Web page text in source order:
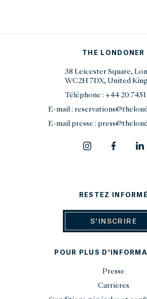
THE LONDONER
38 Leicester Square,
WC2H 7DX, United
Téléphone : +44 20 7451
E-mail :
E-mail presse :
RESTEZ INFORMÉ
S'INSCRIRE
POUR PLUS
Presse
Carrières